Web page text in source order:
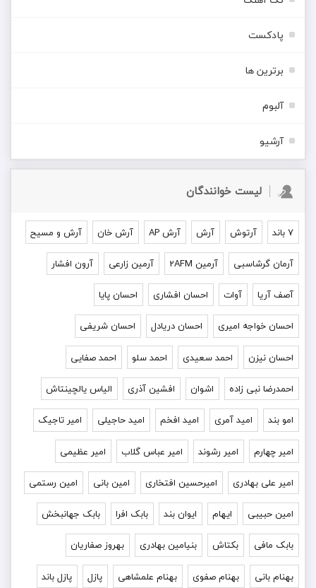
پادکست
برترین ها
آلبوم
آرشیو
لیست خوانندگان
۷ باند آرتوش آرش آرش AP آرش خان آرش و مسیح
آرمان گرشاسبی آرمین 2AFM آرمین زارعی آرون افشار
آصف آریا آوات احسان افشاری احسان پایا
احسان خواجه امیری احسان دریادل احسان شریفی
احسان نیزن احمد سعیدی احمد سلو احمد صفایی
احمدرضا نبی زاده اشوان افشین آذری الیاس یالچینتاش
امو بند امید آمری امید افخم امید حاجیلی امیر تاجیک
امیر چهارم امیر رشوند امیر عباس گلاب امیر عظیمی
امیر علی بهادری امیرحسین افتخاری امین بانی امین رستمی
امین حبیبی ایهام ایوان بند بابک افرا بابک جهانبخش
بابک مافی بکتاش بنیامین بهادری بهروز صفاریان
بهنام بانی بهنام صفوی بهنام علمشاهی پازل پازل باند